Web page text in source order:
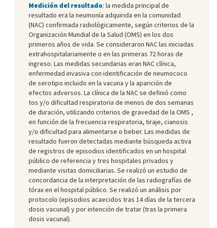
Medición del resultado: la medida principal de
resultado era la neumonía adquirida en la comunidad
(NAC) confirmada radiológicamente, según criterios de la
Organización Mundial de la Salud (OMS) en los dos
primeros años de vida. Se consideraron NAC las iniciadas
extrahospitalariamente o en las primeras 72 horas de
ingreso. Las medidas secundarias eran NAC clínica,
enfermedad invasiva con identificación de neumococo
de serotipo incluido en la vacuna y la aparición de
efectos adversos. La clínica de la NAC se definió como
tos y/o dificultad respiratoria de menos de dos semanas
de duración, utilizando criterios de gravedad de la OMS ,
en función de la frecuencia respiratoria, tiraje, cianosis
y/o dificultad para alimentarse o beber. Las medidas de
resultado fueron detectadas mediante búsqueda activa
de registros de episodios identificados en un hospital
público de referencia y tres hospitales privados y
mediante visitas domiciliarias. Se realizó un estudio de
concordancia de la interpretación de las radiografías de
tórax en el hospital público. Se realizó un análisis por
protocolo (episodios acaecidos tras 14 días de la tercera
dosis vacunal) y por intención de tratar (tras la primera
dosis vacunal).